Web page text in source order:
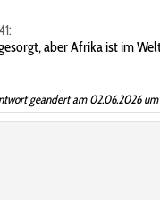
aber Afrika ist im
geändert am 02.06.2026 um